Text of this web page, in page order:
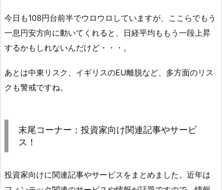
今日も108円台前半でウロウロしていますが、ここらでもう
一息円安方向に動いてくれると、日経平均ももう一段上昇
するかもしれないんだけど・・・。
あとは中東リスク、イギリスのEU離脱など、多方面のリス
クも警戒ですね。
末尾コーナー：投資家向け関連記事やサービ
ス！
投資家向けに関連記事やサービスをまとめました。近年は